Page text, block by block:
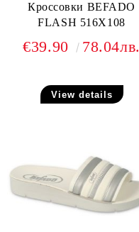
Кроссовки BEFADO
FLASH 516X108
€39.90 78.04лв.
View details